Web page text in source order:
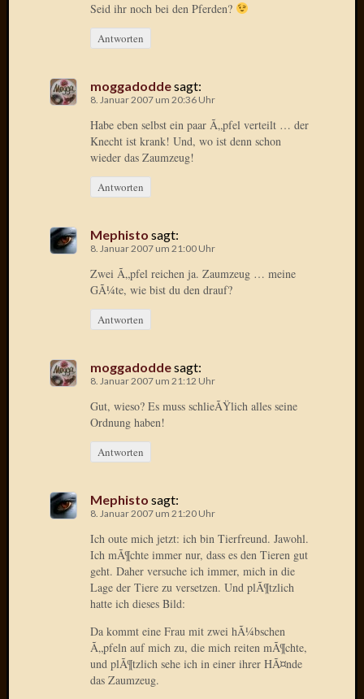
Seid ihr noch bei den Pferden?
Antworten
moggadoddesagt:
8. Januar 2007 um 20:36 Uhr
Habe eben selbst ein paar Ã„pfel verteilt … der
Knecht ist krank! Und, wo ist denn schon
wieder das Zaumzeug!
Antworten
Mephisto sagt:
8. Januar 2007 um 21:00 Uhr
Zwei Ã„pfel reichen ja. Zaumzeug … meine
GÃ¼te, wie bist du den drauf?
Antworten
moggadoddesagt:
8. Januar 2007 um 21:12 Uhr
Gut, wieso? Es muss schlieÃŸlich alles seine
Ordnung haben!
Antworten
Mephisto sagt:
8. Januar 2007 um 21:20 Uhr
Ich oute mich jetzt: ich bin Tierfreund. Jawohl.
Ich mÃ¶chte immer nur, dass es den Tieren gut
geht. Daher versuche ich immer, mich in die
Lage der Tiere zu versetzen. Und plÃ¶tzlich
hatte ich dieses Bild:
Da kommt eine Frau mit zwei hÃ¼bschen
Ã„pfeln auf mich zu, die mich reiten mÃ¶chte,
und plÃ¶tzlich sehe ich in einer ihrer HÃ¤nde
das Zaumzeug.